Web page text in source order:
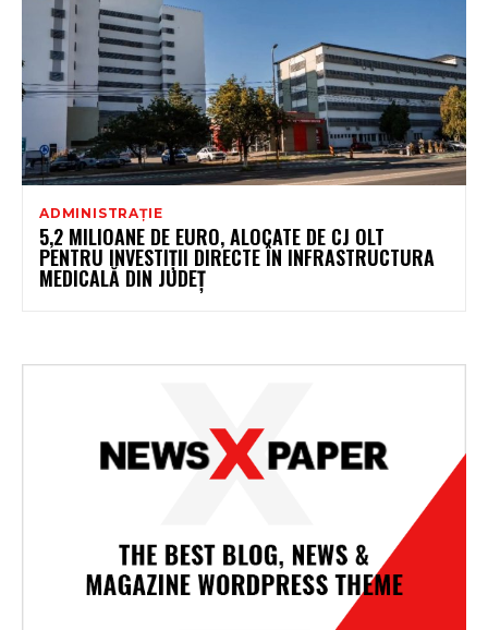
ADMINISTRAȚIE
5,2 MILIOANE DE EURO, ALOCATE DE CJ OLT
PENTRU INVESTIȚII DIRECTE ÎN INFRASTRUCTURA
MEDICALĂ DIN JUDEȚ